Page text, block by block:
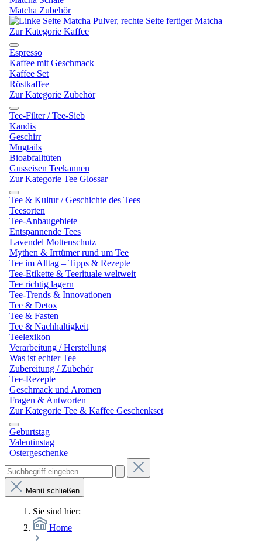
Matcha Zubehör
Zur Kategorie Kaffee
Espresso
Kaffee mit Geschmack
Kaffee Set
Röstkaffee
Zur Kategorie Zubehör
Tee-Filter / Tee-Sieb
Kandis
Geschirr
Mugtails
Bioabfalltüten
Gusseisen Teekannen
Zur Kategorie Tee Glossar
Tee & Kultur / Geschichte des Tees
Teesorten
Tee-Anbaugebiete
Entspannende Tees
Lavendel Mottenschutz
Mythen & Irrtümer rund um Tee
Tee im Alltag – Tipps & Rezepte
Tee-Etikette & Teerituale weltweit
Tee richtig lagern
Tee-Trends & Innovationen
Tee & Detox
Tee & Fasten
Tee & Nachhaltigkeit
Teelexikon
Verarbeitung / Herstellung
Was ist echter Tee
Zubereitung / Zubehör
Tee-Rezepte
Geschmack und Aromen
Fragen & Antworten
Zur Kategorie Tee & Kaffee Geschenkset
Geburtstag
Valentinstag
Ostergeschenke
Menü schließen
Sie sind hier:
Home